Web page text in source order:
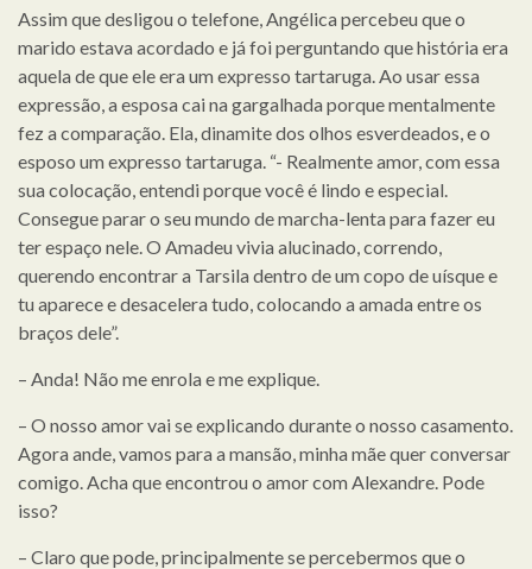
Assim que desligou o telefone, Angélica percebeu que o
marido estava acordado e já foi perguntando que história era
aquela de que ele era um expresso tartaruga. Ao usar essa
expressão, a esposa cai na gargalhada porque mentalmente
fez a comparação. Ela, dinamite dos olhos esverdeados, e o
esposo um expresso tartaruga. “- Realmente amor, com essa
sua colocação, entendi porque você é lindo e especial.
Consegue parar o seu mundo de marcha-lenta para fazer eu
ter espaço nele. O Amadeu vivia alucinado, correndo,
querendo encontrar a Tarsila dentro de um copo de uísque e
tu aparece e desacelera tudo, colocando a amada entre os
braços dele”.
– Anda! Não me enrola e me explique.
– O nosso amor vai se explicando durante o nosso casamento.
Agora ande, vamos para a mansão, minha mãe quer conversar
comigo. Acha que encontrou o amor com Alexandre. Pode
isso?
– Claro que pode, principalmente se percebermos que o